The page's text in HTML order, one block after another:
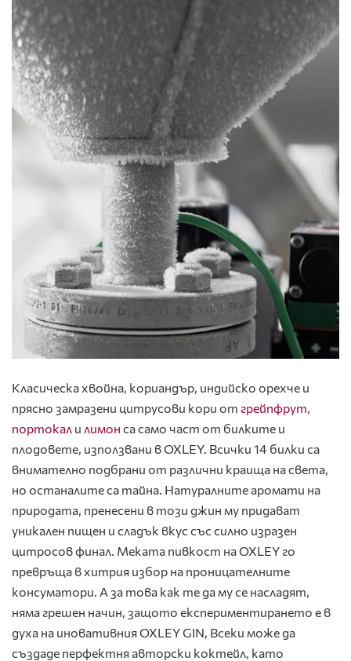
Класическахвойна, кориандър, индийско орехче и
прясно замразени цитрусови кори от грейпфрут,
портокал и лимон са само част от билките и
плодовете, използвани в OXLEY. Всички 14 билки са
внимателно подбрани от различни краища на света,
но останалите са тайна. Натуралните аромати на
природата, пренесени в този джин му придават
уникален пищен и сладък вкус със силно изразен
цитросов финал. Меката пивкост на OXLEY го
превръща в хитрия избор на проницателните
консуматори. А за това как те да му се насладят,
няма грешен начин, защото експериментирането е в
духа на иновативния OXLEY GIN, Всеки може да
създаде перфектня авторски коктейл, като